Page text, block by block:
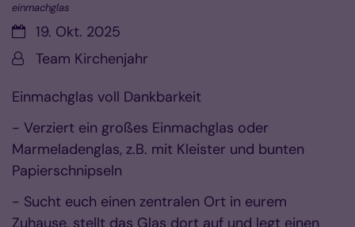
einmachglas
Datum:19. Okt. 2025
Von:Team Kirchenjahr
Einmachglas voll Dankbarkeit
- Verziert ein großes Einmachglas oder
Marmeladenglas, z.B. mit Kleister und bunten
Papierschnipseln
- Sucht euch einen zentralen Ort in eurem
Zuhause, stellt das Glas dort auf und legt einen